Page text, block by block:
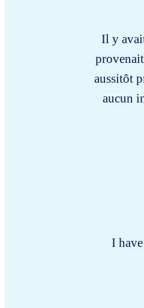
Il y
aussitôt
aucun
I